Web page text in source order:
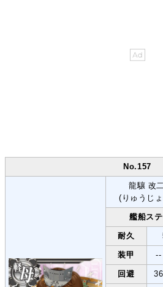
No.157
龍驤 改二
(りゅうじ
艦船ス
耐久
装甲 --
回避